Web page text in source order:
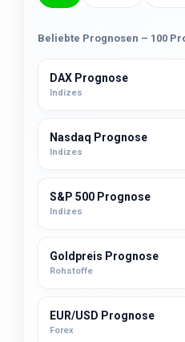
Beliebte Prognosen – 100
DAX Prognose
Indizes
Nasdaq Prognose
Indizes
S&P 500 Prognose
Indizes
Goldpreis Prognose
Rohstoffe
EUR/USD Prognose
Forex